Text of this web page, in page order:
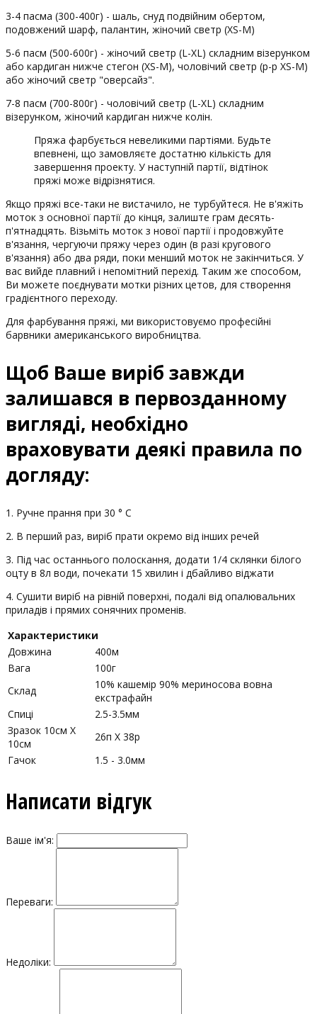
3-4 пасма (300-400г) - шаль, снуд подвійним обертом,
подовжений шарф, палантин, жіночий светр (XS-M)
5-6 пасм (500-600г) - жіночий светр (L-XL) складним візерунком
або кардиган нижче стегон (XS-M), чоловічий светр (р-р XS-M)
або жіночий светр "оверсайз".
7-8 пасм (700-800г) - чоловічий светр (L-XL) складним
візерунком, жіночий кардиган нижче колін.
Пряжа фарбується невеликими партіями. Будьте
впевнені, що замовляєте достатню кількість для
завершення проекту. У наступній партії, відтінок
пряжі може відрізнятися.
Якщо пряжі все-таки не вистачило, не турбуйтеся. Не в'яжіть
моток з основної партії до кінця, залиште грам десять-
п'ятнадцять. Візьміть моток з нової партії і продовжуйте
в'язання, чергуючи пряжу через один (в разі кругового
в'язання) або два ряди, поки менший моток не закінчиться. У
вас вийде плавний і непомітний перехід. Таким же способом,
Ви можете поєднувати мотки різних цетов, для створення
градієнтного переходу.
Для фарбування пряжі, ми використовуємо професійні
барвники американського виробництва.
Щоб Ваше виріб завжди
залишався в первозданному
вигляді, необхідно
враховувати деякі правила по
догляду:
1. Ручне прання при 30 ° С
2. В перший раз, виріб прати окремо від інших речей
3. Під час останнього полоскання, додати 1/4 склянки білого
оцту в 8л води, почекати 15 хвилин і дбайливо віджати
4. Сушити виріб на рівній поверхні, подалі від опалювальних
приладів і прямих сонячних променів.
Характеристики
Довжина
400м
Вага
100г
Склад
10% кашемір 90% мериносова вовна
екстрафайн
Спиці
2.5-3.5мм
Зразок 10см Х
10см
26п X 38р
Гачок
1.5 - 3.0мм
Написати відгук
Ваше ім'я:
Переваги:
Недоліки: